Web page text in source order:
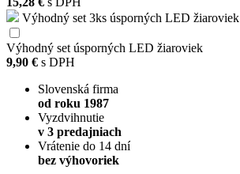
Výhodný set 3ks úsporných LED žiaroviek
Výhodný set úsporných LED žiaroviek
9,90 € s DPH
Slovenská firma
od roku 1987
Vyzdvihnutie
v 3 predajniach
Vrátenie do 14 dní
bez výhovoriek